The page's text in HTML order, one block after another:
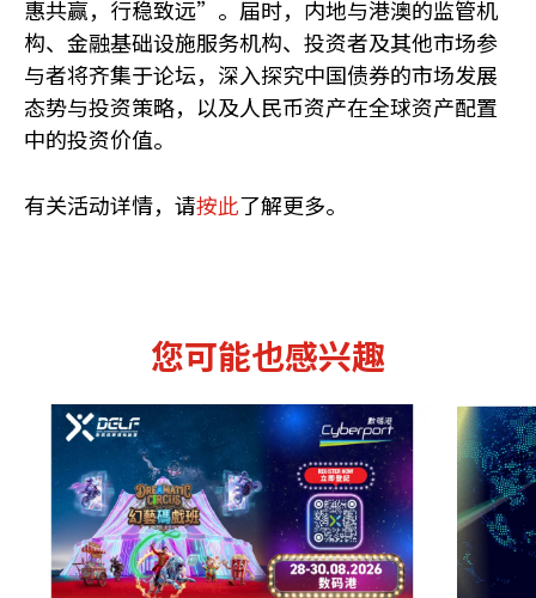
惠共赢，行稳致远”。届时，内地与港澳的监管机
构、金融基础设施服务机构、投资者及其他市场参
与者将齐集于论坛，深入探究中国债券的市场发展
态势与投资策略，以及人民币资产在全球资产配置
中的投资价值。
有关活动详情，请按此了解更多。
您可能也感兴趣